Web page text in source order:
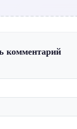
комментарий